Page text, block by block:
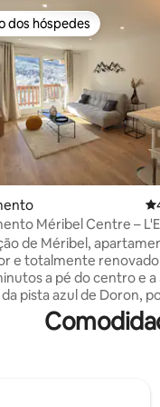
dos hóspedes
dos hóspedes
Méribel Centre –
de Méribel,
e totalmente renovado
a pé do centro e a
pista azul de Doron,
os 3 Vales. Quarto
queen, secretária e